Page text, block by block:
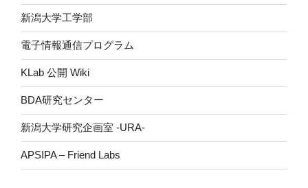
新潟大学工学部
電子情報通信プログラム
KLab 公開 Wiki
BDA研究センター
新潟大学研究企画室 -URA-
APSIPA – Friend Labs